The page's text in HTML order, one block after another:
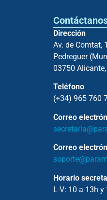
Dirección
Av. de Comtat,
Pedreguer
03750
Teléfono
(+34) 965 760
Correo
Correo
Horario
L-V: 10 a 13h y